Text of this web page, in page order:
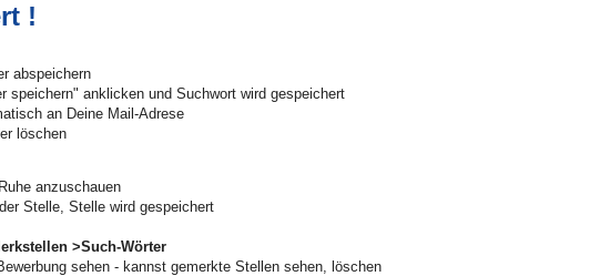
!
abspeichern
speichern" anklicken und Suchwort wird gespeichert
an Deine Mail-Adrese
löschen
anzuschauen
Stelle, Stelle wird gespeichert
>Such-Wörter
sehen - kannst gemerkte Stellen sehen, löschen